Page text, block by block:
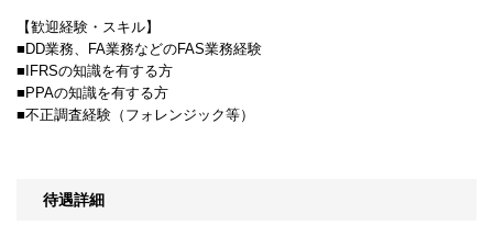
【歓迎経験・スキル】
■DD業務、FA業務などのFAS業務経験
■IFRSの知識を有する方
■PPAの知識を有する方
■不正調査経験（フォレンジック等）
待遇詳細